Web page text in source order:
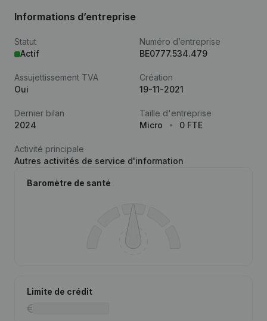
Informations d’entreprise
Statut
Actif
Numéro d’entreprise
BE0777.534.479
Assujettissement TVA
Oui
Création
19-11-2021
Dernier bilan
2024
Taille d'entreprise
Micro
0 FTE
Activité principale
Autres activités de service d'information
Baromètre de santé
Limite de crédit